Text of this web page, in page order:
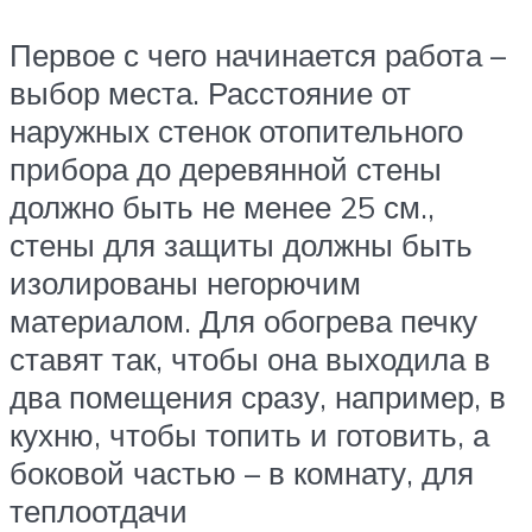
Первое с чего начинается работа –
выбор места. Расстояние от
наружных стенок отопительного
прибора до деревянной стены
должно быть не менее 25 см.,
стены для защиты должны быть
изолированы негорючим
материалом. Для обогрева печку
ставят так, чтобы она выходила в
два помещения сразу, например, в
кухню, чтобы топить и готовить, а
боковой частью – в комнату, для
теплоотдачи